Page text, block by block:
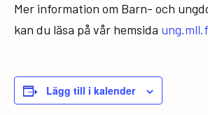
Mer information om Barn- och
kan du läsa på vår hemsida
Lägg till i kalender